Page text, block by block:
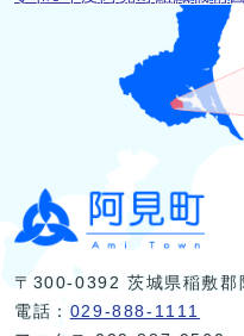
〒300-0392 茨城県稲敷郡
電話： 029-888-1111